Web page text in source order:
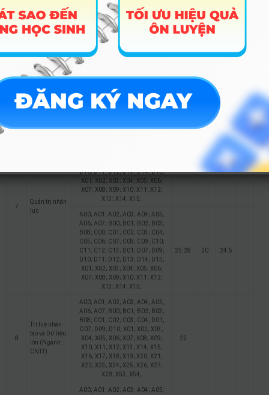
X01; X02; X03; X04; X05; X06;
X07; X08; X09; X10; X11; X12;
X13; X14; X15;
Thương mại
quốc tế
(Ngành: Kinh
A00; A01; A02; A03; A04; A05;
A06; A07; B00; B01; B02; B03;
B08; C00; C01; C02; C03; C04;
C05; C06; C07; C08; C09; C10;
X01; X02; X03; X04; X05; X06;
X07; X08; X09; X10; X11; X12;
X13; X14; X15;
7
Quản trị nhân
lực
A00; A01; A02; A03; A04; A05;
D10; D11; D12; D13; D14; D15;
X01; X02; X03; X04; X05; X06;
X07; X08; X09; X10; X11; X12;
X13; X14; X15;
21
A00; A01; A02; A03; A04; A05;
A06; A07; B00; B01; B02; B03;
B08; C00; C01; C02; C03; C04;
C05; C06; C07; C08; C09; C10;
C11; C12; C13; D01; D07; D09;
D10; D11; D12; D13; D14; D15;
X01; X02; X03; X04; X05; X06;
X07; X08; X09; X10; X11; X12;
X13; X14; X15;
25.28 20 24.5
8
Trí tuệ nhân
tạo và Dữ liệu
lớn (Ngành:
CNTT)
A00; A01; A02; A03; A04; A05;
A06; A07; B00; B01; B02; B03;
B08; C01; C02; C03; C04; D01;
D07; D09; D10; X01; X02; X03;
X04; X05; X06; X07; X08; X09;
X10; X11; X12; X13; X14; X15;
X16; X17; X18; X19; X20; X21;
X22; X23; X24; X25; X26; X27;
X28; X53; X54;
22
A00; A01; A02; A03; A04; A05;